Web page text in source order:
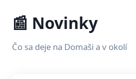
📰 Novinky
Čo sa deje na Domaši a v okolí